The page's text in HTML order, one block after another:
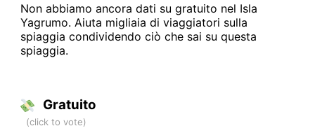
Non abbiamo ancora dati su gratuito nel Isla
Yagrumo. Aiuta migliaia di viaggiatori sulla
spiaggia condividendo ciò che sai su questa
spiaggia.
Gratuito